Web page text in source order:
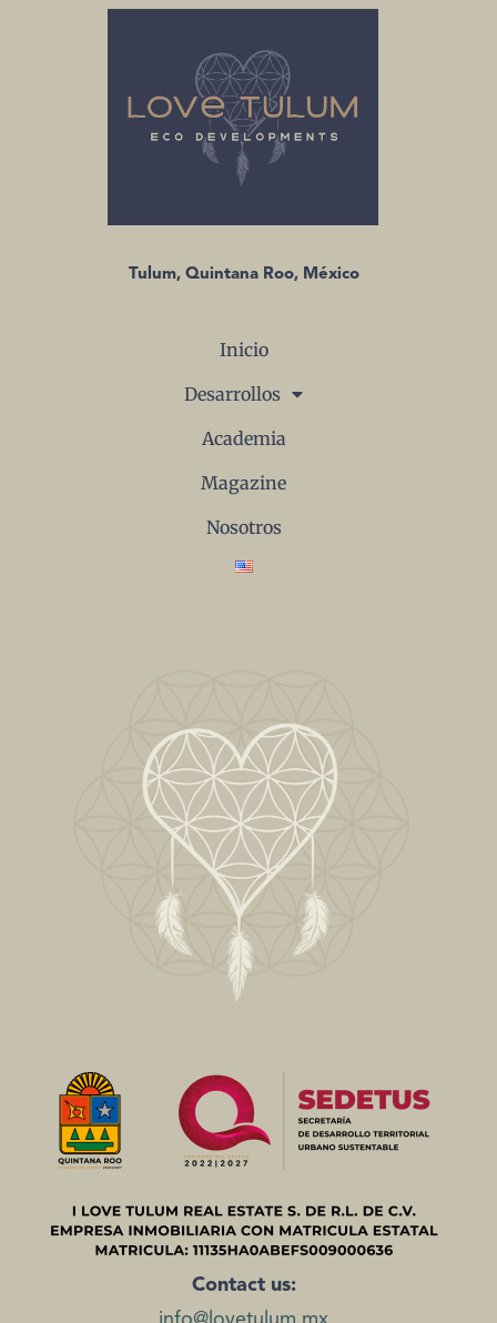
Tulum, Quintana Roo, México
Inicio
Desarrollos
Academia
Magazine
Nosotros
Contact us: